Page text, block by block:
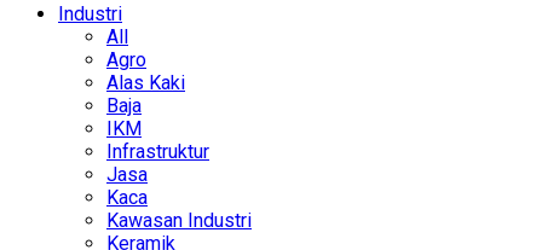
Industri
All
Agro
Alas Kaki
Baja
IKM
Infrastruktur
Jasa
Kaca
Kawasan Industri
Keramik